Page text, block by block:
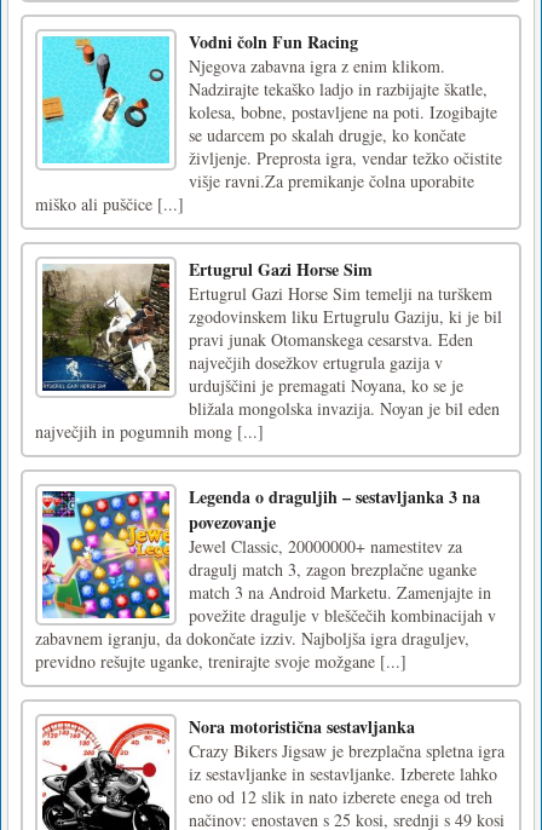
Vodni čoln Fun Racing
Njegova zabavna igra z enim klikom.
Nadzirajte tekaško ladjo in razbijajte škatle,
kolesa, bobne, postavljene na poti. Izogibajte
se udarcem po skalah drugje, ko končate
življenje. Preprosta igra, vendar težko očistite
višje ravni.Za premikanje čolna uporabite
miško ali puščice [...]
Ertugrul Gazi Horse Sim
Ertugrul Gazi Horse Sim temelji na turškem
zgodovinskem liku Ertugrulu Gaziju, ki je bil
pravi junak Otomanskega cesarstva. Eden
največjih dosežkov ertugrula gazija v
urdujščini je premagati Noyana, ko se je
bližala mongolska invazija. Noyan je bil eden
največjih in pogumnih mong [...]
Legenda o draguljih – sestavljanka 3 na
povezovanje
Jewel Classic, 20000000+ namestitev za
dragulj match 3, zagon brezplačne uganke
match 3 na Android Marketu. Zamenjajte in
povežite dragulje v bleščečih kombinacijah v
zabavnem igranju, da dokončate izziv. Najboljša igra draguljev,
previdno rešujte uganke, trenirajte svoje možgane [...]
Nora motoristična sestavljanka
Crazy Bikers Jigsaw je brezplačna spletna igra
iz sestavljanke in sestavljanke. Izberete lahko
eno od 12 slik in nato izberete enega od treh
načinov: enostaven s 25 kosi, srednji s 49 kosi